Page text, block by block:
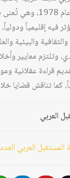
العربية منذ
فيه إقليمياً
والبيئية
وتلتزم معايير
قراءة عقلانية
كما تناقش قضايا
العربي
العربي العدد 513